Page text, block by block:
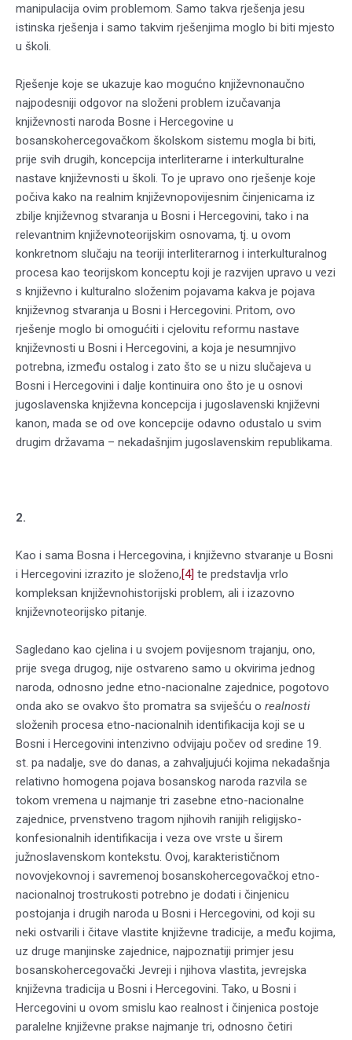
manipulacija ovim problemom. Samo takva rješenja jesu
istinska rješenja i samo takvim rješenjima moglo bi biti mjesto
u školi.
Rješenje koje se ukazuje kao mogućno književnonaučno
najpodesniji odgovor na složeni problem izučavanja
književnosti naroda Bosne i Hercegovine u
bosanskohercegovačkom školskom sistemu mogla bi biti,
prije svih drugih, koncepcija interliterarne i interkulturalne
nastave književnosti u školi. To je upravo ono rješenje koje
počiva kako na realnim književnopovijesnim činjenicama iz
zbilje književnog stvaranja u Bosni i Hercegovini, tako i na
relevantnim književnoteorijskim osnovama, tj. u ovom
konkretnom slučaju na teoriji interliterarnog i interkulturalnog
procesa kao teorijskom konceptu koji je razvijen upravo u vezi
s književno i kulturalno složenim pojavama kakva je pojava
književnog stvaranja u Bosni i Hercegovini. Pritom, ovo
rješenje moglo bi omogućiti i cjelovitu reformu nastave
književnosti u Bosni i Hercegovini, a koja je nesumnjivo
potrebna, između ostalog i zato što se u nizu slučajeva u
Bosni i Hercegovini i dalje kontinuira ono što je u osnovi
jugoslavenska književna koncepcija i jugoslavenski književni
kanon, mada se od ove koncepcije odavno odustalo u svim
drugim državama – nekadašnjim jugoslavenskim republikama.
2.
Kao i sama Bosna i Hercegovina, i književno stvaranje u Bosni
i Hercegovini izrazito je složeno,[4] te predstavlja vrlo
kompleksan književnohistorijski problem, ali i izazovno
književnoteorijsko pitanje.
Sagledano kao cjelina i u svojem povijesnom trajanju, ono,
prije svega drugog, nije ostvareno samo u okvirima jednog
naroda, odnosno jedne etno-nacionalne zajednice, pogotovo
onda ako se ovakvo što promatra sa sviješću o realnosti
složenih procesa etno-nacionalnih identifikacija koji se u
Bosni i Hercegovini intenzivno odvijaju počev od sredine 19.
st. pa nadalje, sve do danas, a zahvaljujući kojima nekadašnja
relativno homogena pojava bosanskog naroda razvila se
tokom vremena u najmanje tri zasebne etno-nacionalne
zajednice, prvenstveno tragom njihovih ranijih religijsko-
konfesionalnih identifikacija i veza ove vrste u širem
južnoslavenskom kontekstu. Ovoj, karakterističnom
novovjekovnoj i savremenoj bosanskohercegovačkoj etno-
nacionalnoj trostrukosti potrebno je dodati i činjenicu
postojanja i drugih naroda u Bosni i Hercegovini, od koji su
neki ostvarili i čitave vlastite književne tradicije, a među kojima,
uz druge manjinske zajednice, najpoznatiji primjer jesu
bosanskohercegovački Jevreji i njihova vlastita, jevrejska
književna tradicija u Bosni i Hercegovini. Tako, u Bosni i
Hercegovini u ovom smislu kao realnost i činjenica postoje
paralelne književne prakse najmanje tri, odnosno četiri